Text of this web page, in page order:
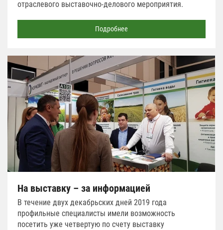
отраслевого выставочно-делового мероприятия.
Подробнее
На выставку – за информацией
В течение двух декабрьских дней 2019 года
профильные специалисты имели возможность
посетить уже четвертую по счету выставку